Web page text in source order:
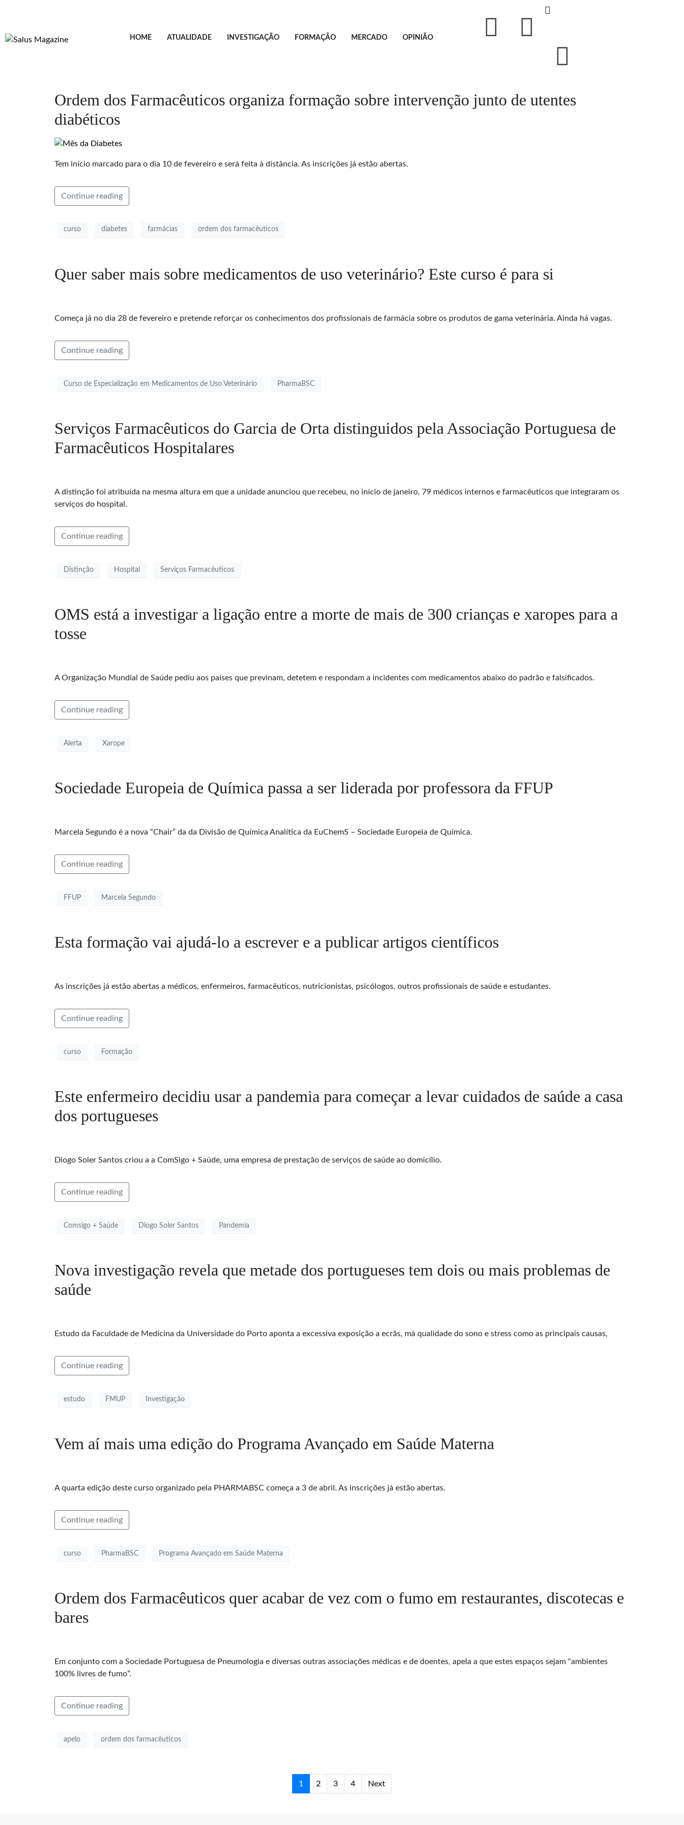
HOME ATUALIDADE INVESTIGAÇÃO FORMAÇÃO MERCADO OPINIÃO
Ordem dos Farmacêuticos organiza formação sobre intervenção junto de utentes
diabéticos
Tem início marcado para o dia 10 de fevereiro e será feita à distância. As inscrições já estão abertas.
Continue reading
curso diabetes farmácias ordem dos farmacêuticos
Quer saber mais sobre medicamentos de uso veterinário? Este curso é para si
Começa já no dia 28 de fevereiro e pretende reforçar os conhecimentos dos profissionais de farmácia sobre os produtos de gama veterinária. Ainda há vagas.
Continue reading
Curso de Especialização em Medicamentos de Uso Veterinário PharmaBSC
Serviços Farmacêuticos do Garcia de Orta distinguidos pela Associação Portuguesa de
Farmacêuticos Hospitalares
A distinção foi atribuída na mesma altura em que a unidade anunciou que recebeu, no início de janeiro, 79 médicos internos e farmacêuticos que integraram os
serviços do hospital.
Continue reading
Distinção Hospital Serviços Farmacêuticos
OMS está a investigar a ligação entre a morte de mais de 300 crianças e xaropes para a
tosse
A Organização Mundial de Saúde pediu aos países que previnam, detetem e respondam a incidentes com medicamentos abaixo do padrão e falsificados.
Continue reading
Alerta Xarope
Sociedade Europeia de Química passa a ser liderada por professora da FFUP
Marcela Segundo é a nova “Chair” da da Divisão de Química Analítica da EuChemS – Sociedade Europeia de Química.
Continue reading
FFUP Marcela Segundo
Esta formação vai ajudá-lo a escrever e a publicar artigos científicos
As inscrições já estão abertas a médicos, enfermeiros, farmacêuticos, nutricionistas, psicólogos, outros profissionais de saúde e estudantes.
Continue reading
curso Formação
Este enfermeiro decidiu usar a pandemia para começar a levar cuidados de saúde a casa
dos portugueses
Diogo Soler Santos criou a a ComSigo + Saúde, uma empresa de prestação de serviços de saúde ao domicílio.
Continue reading
Comsigo + Saúde Diogo Soler Santos Pandemia
Nova investigação revela que metade dos portugueses tem dois ou mais problemas de
saúde
Estudo da Faculdade de Medicina da Universidade do Porto aponta a excessiva exposição a ecrãs, má qualidade do sono e stress como as principais causas,
Continue reading
estudo FMUP Investigação
Vem aí mais uma edição do Programa Avançado em Saúde Materna
A quarta edição deste curso organizado pela PHARMABSC começa a 3 de abril. As inscrições já estão abertas.
Continue reading
curso PharmaBSC Programa Avançado em Saúde Materna
Ordem dos Farmacêuticos quer acabar de vez com o fumo em restaurantes, discotecas e
bares
Em conjunto com a Sociedade Portuguesa de Pneumologia e diversas outras associações médicas e de doentes, apela a que estes espaços sejam “ambientes
100% livres de fumo”.
Continue reading
apelo ordem dos farmacêuticos
1 2 3 4 Next